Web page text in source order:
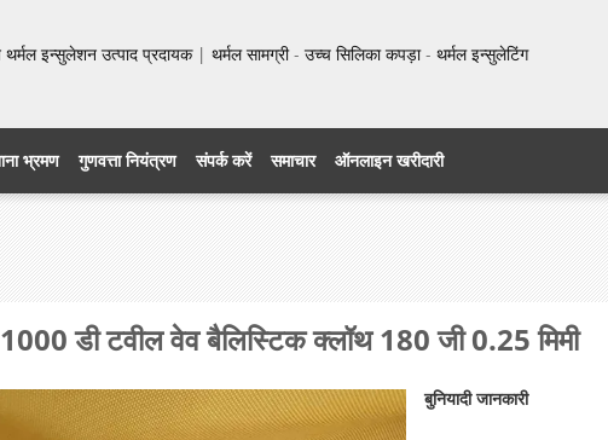
इन्सुलेशन उत्पाद प्रदायक | थर्मल सामग्री - उच्च सिलिका कपड़ा - थर्मल इन्सुलेटिंग
भ्रमण गुणवत्ता नियंत्रण संपर्क करें समाचार ऑनलाइन खरीदारी
डी टवील वेव बैलिस्टिक क्लॉथ 180 जी 0.25 मिमी
बुनियादी जानकारी